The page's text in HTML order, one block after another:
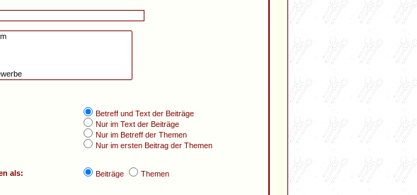
Betreff und Text der Beiträge
Nur im Text der Beiträge
Nur im Betreff der Themen
Nur im ersten Beitrag der Themen
als: Beiträge Themen